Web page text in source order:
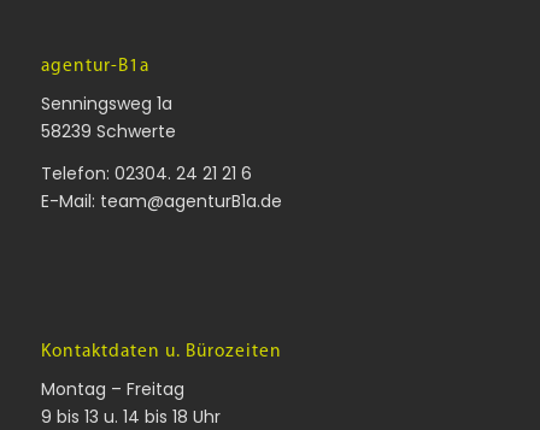
agentur-B1a
Senningsweg 1a
58239 Schwerte
Telefon: 02304. 24 21 21 6
E-Mail: team@agenturB1a.de
Kontaktdaten u. Bürozeiten
Montag – Freitag
9 bis 13 u. 14 bis 18 Uhr